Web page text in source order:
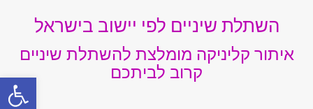
פתח
השתלת שיניים לפי יישוב בישראל
איתור קליניקה מומלצת להשתלת שיניים
קרוב לביתכם